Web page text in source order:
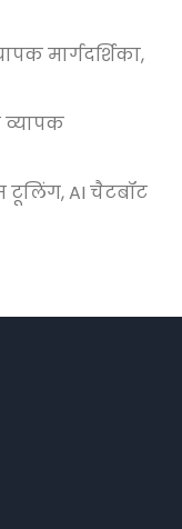
मार्गदर्शिका,
व्यापक
टूलिंग, AI चैटबॉट